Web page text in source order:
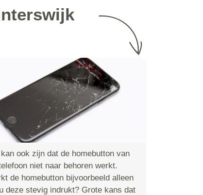
ook zijn dat de homebutton van
niet naar behoren werkt.
de homebutton bijvoorbeeld alleen
deze stevig indrukt? Grote kans dat